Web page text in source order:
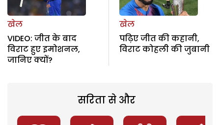
खेल
VIDEO: जीत के बाद
विराट हुए इमोशनल,
जानिए क्यों?
खेल
पढ़िए जीत की कहानी,
विराट कोहली की जुबानी
सरिता से और